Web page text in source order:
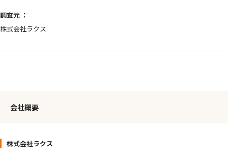
調査元 ：
株式会社ラクス
会社概要
株式会社ラクス